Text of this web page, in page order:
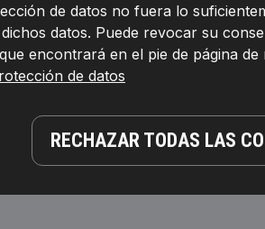
de datos no fuera lo
datos. Puede revocar su
encontrará en el pie de página
de datos
RECHAZAR TODAS LAS
Amortiguador